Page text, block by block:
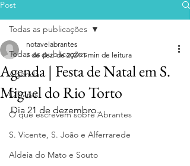
Post
Todas as publicações
Agenda
Olhares
O que escrevem sobre Abrantes
S. Vicente, S. João e Alferrarede
Aldeia do Mato e Souto
Todas as publicações
Agenda | Festa de Natal em S.
Miguel do Rio Torto
notavelabrantes
7 de dez. de 2024 1 min de leitura
Dia 21 de dezembro.